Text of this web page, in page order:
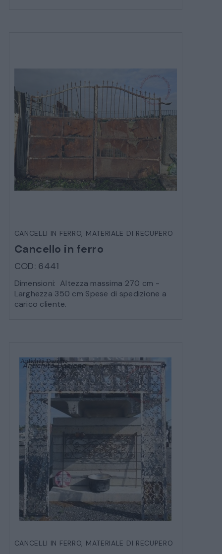
CANCELLI IN FERRO, MATERIALE DI RECUPERO
Cancello in ferro
COD: 6441
Dimensioni: Altezza massima 270 cm -
Larghezza 350 cm Spese di spedizione a
carico cliente.
CANCELLI IN FERRO, MATERIALE DI RECUPERO